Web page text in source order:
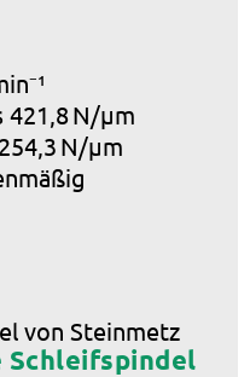
N/µm
N/µm
Schleifspindel